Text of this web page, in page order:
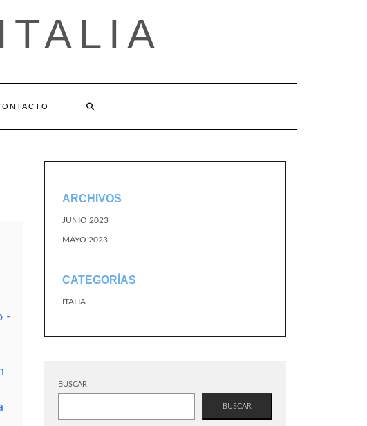
-
ARCHIVOS
JUNIO 2023
MAYO 2023
CATEGORÍAS
ITALIA
BUSCAR
BUSCAR